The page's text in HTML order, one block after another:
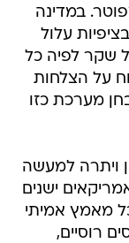
במדינה
עלול
שקר לפיה כל
על הצלחות
מערכת כזו
ויתרה למעשה
ישנים
כל מאמץ אמיתי
רוסיים,